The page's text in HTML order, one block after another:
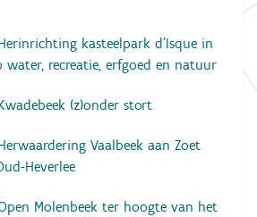
kasteelpark d’Isque in
water, recreatie, erfgoed en natuur
(z)onder stort
Vaalbeek aan Zoet
Heverlee
Molenbeek ter hoogte van het